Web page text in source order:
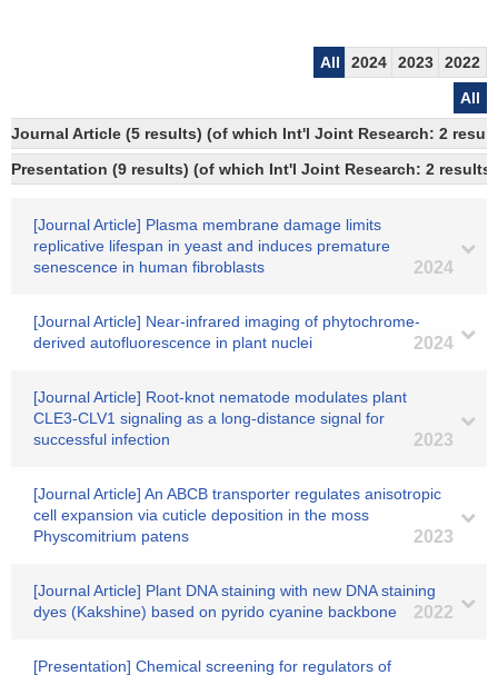
All 2024 2023
2022
All
Journal Article (5 results) (of which Int'l Joint Research: 2
Presentation (9 results) (of which Int'l Joint Research: 2
[Journal Article] Plasma membrane damage limits
replicative lifespan in yeast and induces premature
senescence in human fibroblasts
2024
[Journal Article] Near‐infrared imaging of phytochrome‐
derived autofluorescence in plant nuclei
2024
[Journal Article] Root-knot nematode modulates plant
CLE3-CLV1 signaling as a long-distance signal for
successful infection
2023
[Journal Article] An ABCB transporter regulates anisotropic
cell expansion via cuticle deposition in the moss
Physcomitrium patens
2023
[Journal Article] Plant DNA staining with new DNA staining
dyes (Kakshine) based on pyrido cyanine backbone
2022
[Presentation] Chemical screening for regulators of